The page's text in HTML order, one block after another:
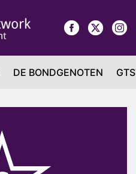
DE BONDGENOTEN